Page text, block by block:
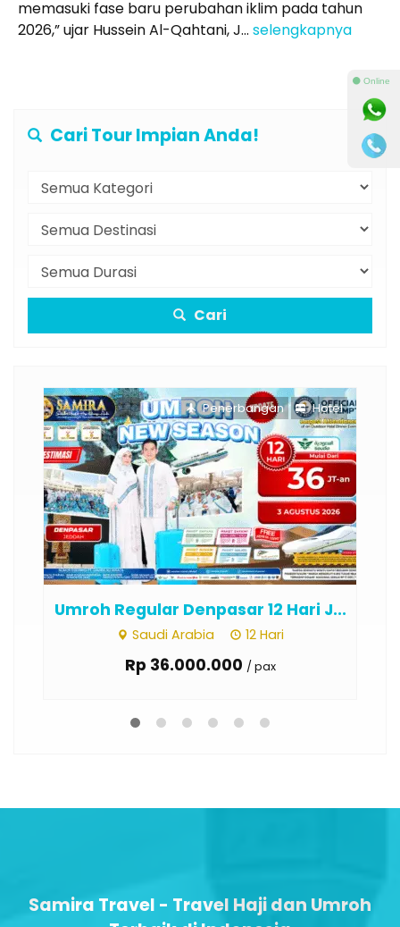
memasuki fase baru perubahan iklim pada tahun
2026,” ujar Hussein Al-Qahtani, J... selengkapnya
Cari Tour Impian Anda!
Cari
Umroh Regular Denpasar 12 Hari J...
Saudi Arabia 12 Hari
Rp 36.000.000 / pax
Penerbangan Hotel
Samira Travel - Travel Haji dan Umroh
⚫ Online